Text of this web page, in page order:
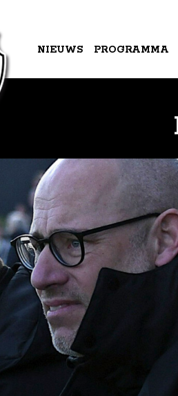
NIEUWS PROGRAMMA